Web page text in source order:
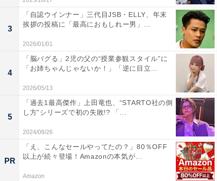
3
「自認ウインナー」三代目JSB・ELLY、年末
挨拶の投稿に「最高におもしれー男」...
2026/01/01
4
「脳バグる」2児の父の“授業参観スタイル”に
「お姉ちゃんじゃないか！」「逆に目立...
2026/05/13
5
「過去1最高傑作」上田竜也、“STARTO社の倒
し方”シリーズで初の失敗!? 「...
2024/08/26
PR
「え、こんなセールやってたの？」80％OFF
以上が続々登場！Amazonの本気が...
Amazon